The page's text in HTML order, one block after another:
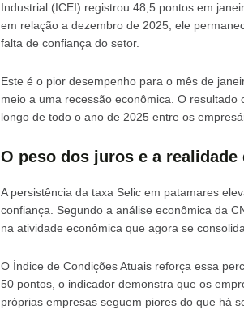
Industrial (ICEI) registrou 48,5 pontos em
em relação a dezembro de 2025, ele
falta de confiança do setor.
Este é o pior desempenho para o mês de
meio a uma recessão econômica. O
longo de todo o ano de 2025 entre os
O peso dos juros e a
A persistência da taxa Selic em patamares
confiança. Segundo a análise econômica da
na atividade econômica que agora se
O Índice de Condições Atuais reforça essa
50 pontos, o indicador demonstra que os
próprias empresas seguem piores do que há